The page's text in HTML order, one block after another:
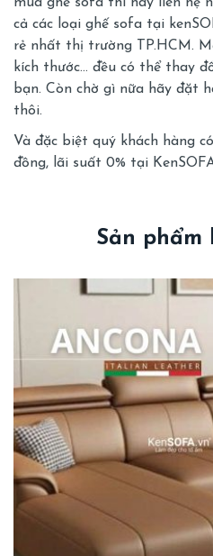
cả các loại ghế sofa tại
rẻ nhất thị trường TP.HCM.
kích thước… đều có thể thay
bạn. Còn chờ gì nữa hãy đặt
thôi.
Và đặc biệt quý khách hàng
đồng, lãi suất 0% tại
Sản phẩm